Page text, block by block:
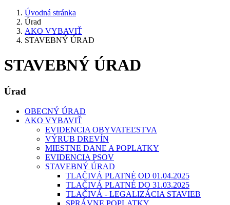
Úvodná stránka
Úrad
AKO VYBAVIŤ
STAVEBNÝ ÚRAD
STAVEBNÝ ÚRAD
Úrad
OBECNÝ ÚRAD
AKO VYBAVIŤ
EVIDENCIA OBYVATEĽSTVA
VÝRUB DREVÍN
MIESTNE DANE A POPLATKY
EVIDENCIA PSOV
STAVEBNÝ ÚRAD
TLAČIVÁ PLATNÉ OD 01.04.2025
TLAČIVÁ PLATNÉ DO 31.03.2025
TLAČIVÁ - LEGALIZÁCIA STAVIEB
SPRÁVNE POPLATKY